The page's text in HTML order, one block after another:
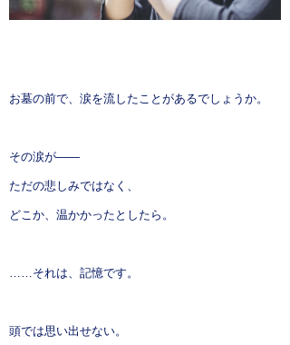
お墓の前で、涙を流したことがあるでしょうか。
その涙が——
ただの悲しみではなく、
どこか、温かかったとしたら。
……それは、記憶です。
頭では思い出せない。